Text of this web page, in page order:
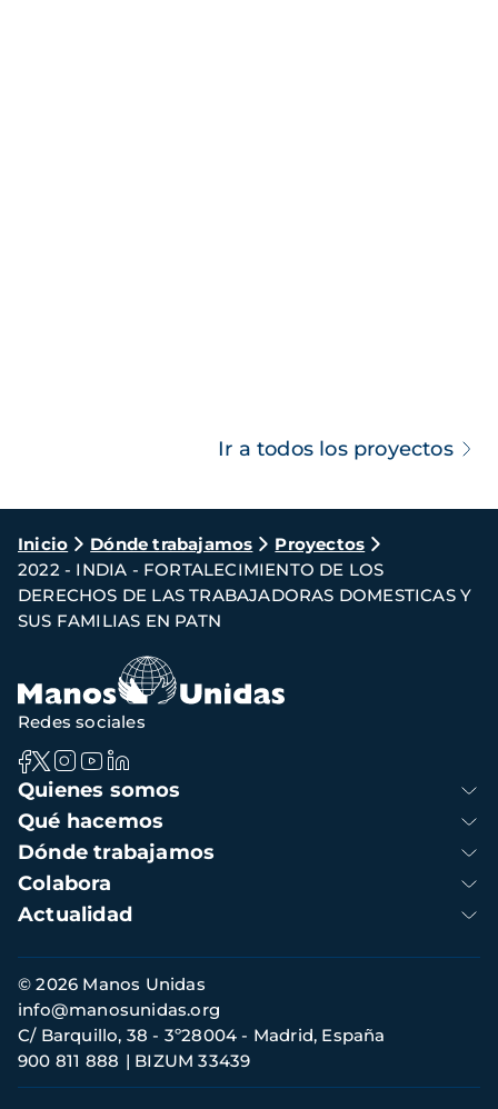
Ir a todos los proyectos
Ruta
de
navegación
Inicio Dónde trabajamos
Proyectos
2022 - INDIA - FORTALECIMIENTO DE LOS
DERECHOS DE LAS TRABAJADORAS DOMESTICAS Y
SUS FAMILIAS EN PATN
Navegación
principal
Quienes somos
Qué hacemos
Dónde trabajamos
Colabora
Actualidad
Redes sociales
Información
de
contacto
© 2026 Manos Unidas
C/ Barquillo, 38 - 3º28004 - Madrid, España
900 811 888
BIZUM 33439
info@manosunidas.org